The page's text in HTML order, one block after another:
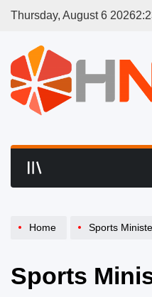
Thursday, August 6 20262:
Home Sports
Sports